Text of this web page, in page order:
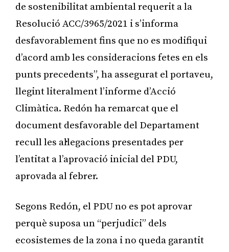
de sostenibilitat ambiental requerit a la
Resolució ACC/3965/2021 i s’informa
desfavorablement fins que no es modifiqui
d’acord amb les consideracions fetes en els
punts precedents”, ha assegurat el portaveu,
llegint literalment l’informe d’Acció
Climàtica. Redón ha remarcat que el
document desfavorable del Departament
recull les al·legacions presentades per
l’entitat a l’aprovació inicial del PDU,
aprovada al febrer.
Segons Redón, el PDU no es pot aprovar
perquè suposa un “perjudici” dels
ecosistemes de la zona i no queda garantit